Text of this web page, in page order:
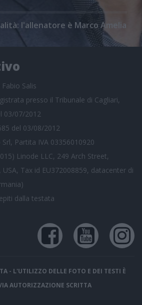
l'allenatore è Marco Amelia
Salis
presso il Tribunale di Cagliari,
03/07/2012
del 03/08/2012
Partita IVA 03356010920
Linode LLC, 249 Arch Street,
USA, Tax id EU372008859, datacenter di
dalla testata
- L'UTILIZZO DELLE FOTO E DEI TESTI È
AUTORIZZAZIONE SCRITTA